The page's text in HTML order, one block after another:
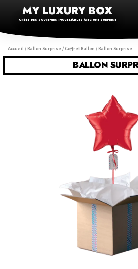
MY LUXURY BOX
CRÉEZ DES SOUVENIRS INOUBLIABLES AVEC UNE SURPRISE
Accueil / Ballon Surprise / Coffret Ballon / Ballon Surprise
BALLON